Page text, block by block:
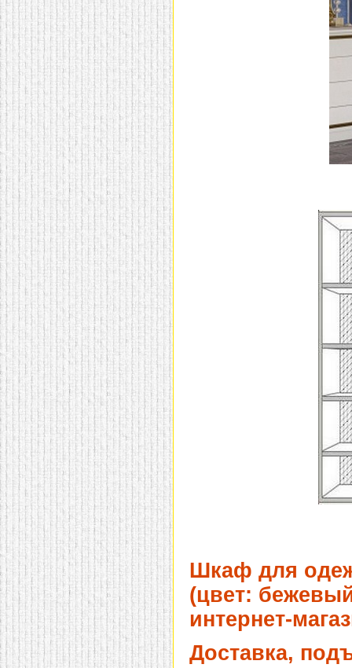
домашнем использовании.
Эта мебель имеет
некоторые преимущества
перед той же стенкой для
гостиной, к примеру,
поскольку она более
легкая и не загромождает
пространство. В спальне
этот предмет можно
поставить у изголовья
кровати, чтобы заполнить
пустующее там
место. Также стеллажи
очень часто используют в
качестве разграничителей
комнаты, например, на
рабочую зону и
пространство для отдыха.
Особенно это актуально
для однокомнатных
квартир.
Шкаф для
(цвет:
интернет-
Доставка,